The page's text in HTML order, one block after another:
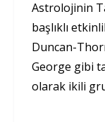
Astrolojinin
başlıklı
Duncan-
George gibi
olarak ikili